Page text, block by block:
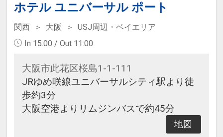
ホテル ユニバーサル ポート
関西 大阪
USJ周辺・ベイエリア
In 15:00 / Out 11:00
大阪市此花区桜島1-1-111
JRゆめ咲線ユニバーサルシティ駅より徒
歩約3分
大阪空港よりリムジンバスで約45分
地図